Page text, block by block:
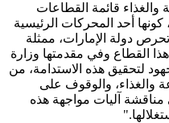
قائمة القطاعات
كونها أحد المحركات الرئيسية
دولة الإمارات، ممثلة
القطاع وفي مقدمتها وزارة
لتحقيق هذه الاستدامة، من
والغذاء، والوقوف على
مناقشة آليات مواجهة هذه